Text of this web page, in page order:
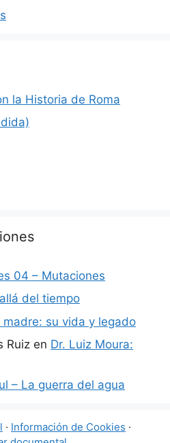
la Historia de Roma
04 – Mutaciones
del tiempo
madre: su vida y legado
Ruiz en Dr. Luiz Moura:
– La guerra del agua
· Información de Cookies ·